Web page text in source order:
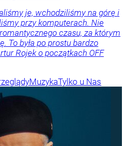
je, wchodziliśmy na górę i
przy komputerach. Nie
czasu, za którym
To była po prostu bardzo
Rojek o początkach OFF
MuzykaTylko u Nas